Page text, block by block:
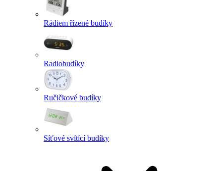
Rádiem řízené budíky
Radiobudíky
Ručičkové budíky
Síťové svítící budíky